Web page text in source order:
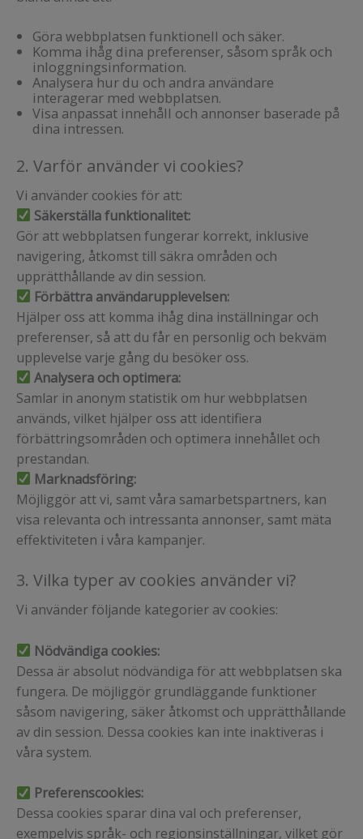
Göra webbplatsen funktionell och säker.
Komma ihåg dina preferenser, såsom språk och
inloggningsinformation.
Analysera hur du och andra användare
interagerar med webbplatsen.
Visa anpassat innehåll och annonser baserade på
dina intressen.
2. Varför använder vi cookies?
Vi använder cookies för att:
Säkerställa funktionalitet:
Gör att webbplatsen fungerar korrekt, inklusive
navigering, åtkomst till säkra områden och
upprätthållande av din session.
Förbättra användarupplevelsen:
Hjälper oss att komma ihåg dina inställningar och
preferenser, så att du får en personlig och bekväm
upplevelse varje gång du besöker oss.
Analysera och optimera:
Samlar in anonym statistik om hur webbplatsen
används, vilket hjälper oss att identifiera
förbättringsområden och optimera innehållet och
prestandan.
Marknadsföring:
Möjliggör att vi, samt våra samarbetspartners, kan
visa relevanta och intressanta annonser, samt mäta
effektiviteten i våra kampanjer.
3. Vilka typer av cookies använder vi?
Vi använder följande kategorier av cookies:
Nödvändiga cookies:
Dessa är absolut nödvändiga för att webbplatsen ska
fungera. De möjliggör grundläggande funktioner
såsom navigering, säker åtkomst och upprätthållande
av din session. Dessa cookies kan inte inaktiveras i
våra system.
Preferenscookies:
Dessa cookies sparar dina val och preferenser,
exempelvis språk- och regionsinställningar, vilket gör